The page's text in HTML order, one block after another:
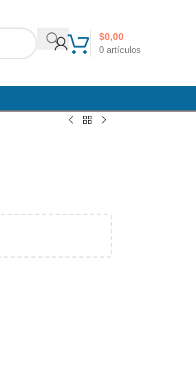
0artículos
$0,00